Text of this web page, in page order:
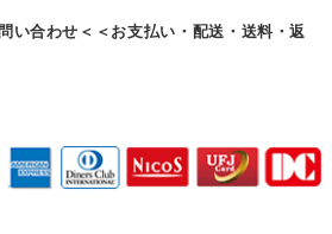
合わせ＜＜お支払い・配送・送料・返